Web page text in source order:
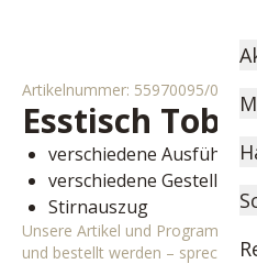
Artikelnummer: 55970095/0
Esstisch
verschiedene
verschiedene
Stirnauszug
Unsere Artikel und Programme
und bestellt werden – sprechen